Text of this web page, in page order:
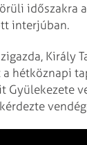
időszakra
interjúban.
Király
hétköznapi
Gyülekezete